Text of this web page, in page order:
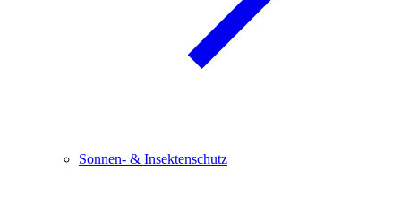
Sonnen- & Insektenschutz